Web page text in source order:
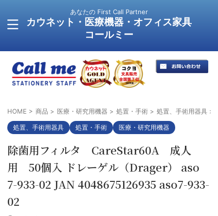
あなたの First Call Partner
カウネット・医療機器・オフィス家具
コールミー
HOME > 商品 > 医療・研究用機器 > 処置・手術 > 処置、手術用器具 >
処置、手術用器具 処置・手術 医療・研究用機器
除菌用フィルタ CareStar60A 成人
用 50個入 ドレーゲル（Drager） aso
7-933-02 JAN 4048675126935 aso7-933-
02